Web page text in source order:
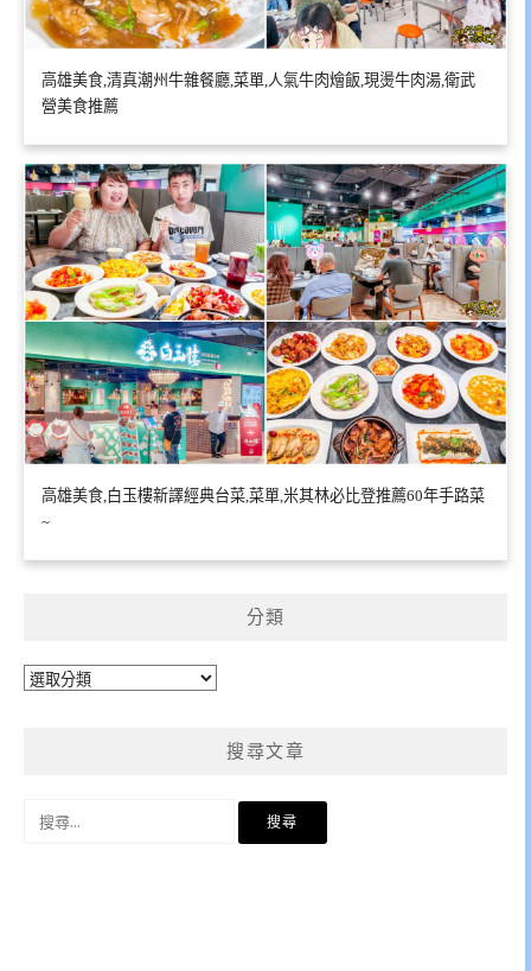
高雄美食,清真潮州牛雜餐廳,菜單,人氣牛肉燴飯,現燙牛肉湯,衛武
營美食推薦
高雄美食,白玉樓新譯經典台菜,菜單,米其林必比登推薦60年手路菜
~
分類
分
搜尋文章